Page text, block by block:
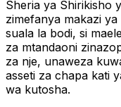
Sheria ya Shirikisho
zimefanya makazi
suala la bodi, si
za mtandaoni
za nje, unaweza
asseti za chapa kati
wa kutosha.